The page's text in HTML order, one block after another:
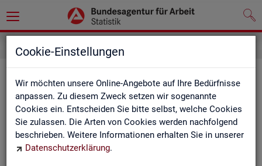
Cookie-Einstellungen
Wir möchten unsere Online-Angebote auf Ihre Bedürfnisse
anpassen. Zu diesem Zweck setzen wir sogenannte
Cookies ein. Entscheiden Sie bitte selbst, welche Cookies
Sie zulassen. Die Arten von Cookies werden nachfolgend
beschrieben. Weitere Informationen erhalten Sie in unserer
Datenschutzerklärung.
Ar­beits­lo­se und Ar­beits­lo­sen­quo­
ten - Deutsch­land, Län­der, Krei­se
und Ge­mein­den (Zeit­rei­he Mo­nats-
und Jah­res­zah­len)